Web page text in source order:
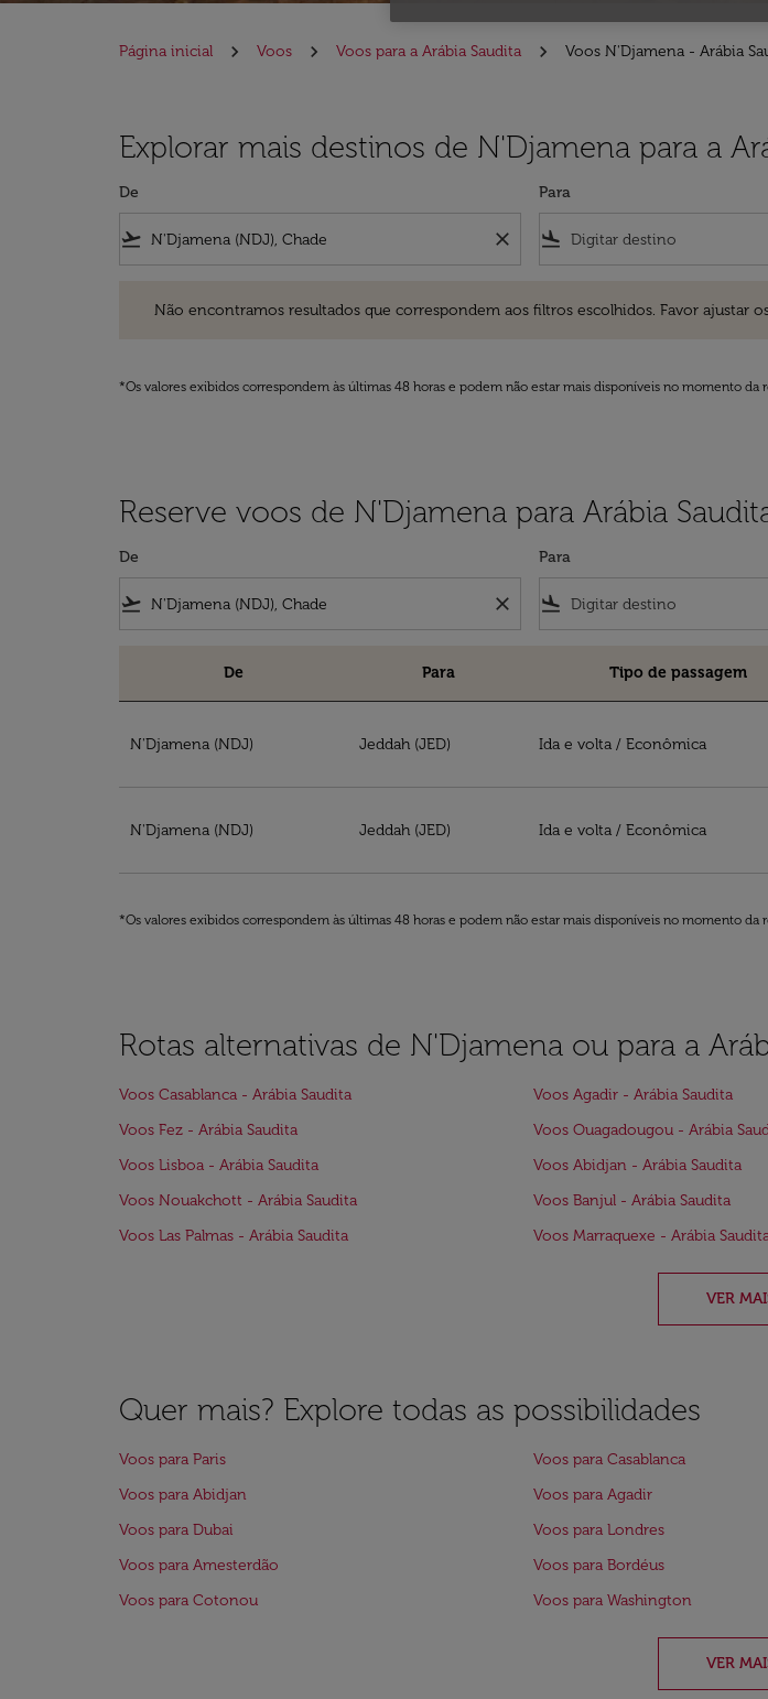
Página inicial Voos Voos para a Arábia Saudita Voos N'Djamena - Arábia
Explorar mais destinos de N'Djamena para a
De
flight_takeoff close
Para
flight_land
Não encontramos resultados que correspondem aos filtros escolhidos. Favor ajustar
*Os valores exibidos correspondem às últimas 48 horas e podem não estar mais disponíveis no momento da
Reserve voos de N'Djamena para Arábia
De
flight_takeoff close
Para
flight_land
De Para Tipo de passagem
N'Djamena (NDJ) Jeddah (JED) Ida e volta / Econômica
N'Djamena (NDJ) Jeddah (JED) Ida e volta / Econômica
*Os valores exibidos correspondem às últimas 48 horas e podem não estar mais disponíveis no momento da
Rotas alternativas de N'Djamena ou para a
Voos Casablanca - Arábia Saudita Voos Agadir - Arábia Saudita
Voos Fez - Arábia Saudita
Voos Ouagadougou - Arábia
Voos Lisboa - Arábia Saudita
Voos Abidjan - Arábia Saudita
Voos Nouakchott - Arábia Saudita
Voos Banjul - Arábia Saudita
Voos Las Palmas - Arábia Saudita
Voos Marraquexe - Arábia
VER
Quer mais? Explore todas as possibilidades
Voos para Paris Voos para Casablanca
Voos para Abidjan
Voos para Agadir
Voos para Dubai
Voos para Londres
Voos para Amesterdão
Voos para Bordéus
Voos para Cotonou
Voos para Washington
VER